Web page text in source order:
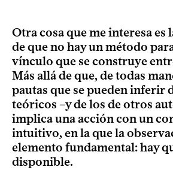
Otra cosa que me interesa es
de que no hay un método
vínculo que se construye
Más allá de que, de todas
pautas que se pueden inferir
teóricos –y de los de otros
implica una acción con un
intuitivo, en la que la
elemento fundamental: hay
disponible.